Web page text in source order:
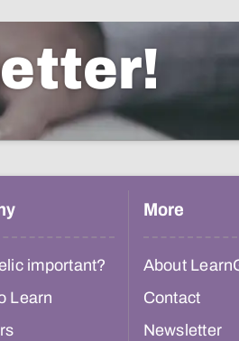
important?
Learn
More
About
Contact
Newsletter